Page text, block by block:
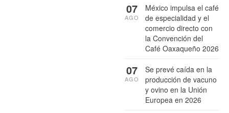
México impulsa el café
de especialidad y el
comercio directo con
la Convención del
Café Oaxaqueño 2026
07
AGO
Se prevé caída en la
producción de vacuno
y ovino en la Unión
Europea en 2026
07
AGO